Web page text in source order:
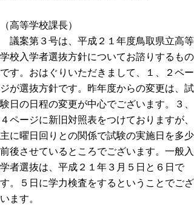
（高等学校課長）
議案第３号は、平成２１年度鳥取県立高等
学校入学者選抜方針についてお諮りするもの
です。おはぐりいただきまして、１、２ペー
ジが選抜方針です。昨年度からの変更は、試
験日の日程の変更が中心でございます。３、
４ページに新旧対照表をつけておりますが、
主に曜日回りとの関係で試験の実施日を多少
前後させているところでございます。一般入
学者選抜は、平成２１年３月５日と６日で
す。５日に学力検査をするということでござ
います。